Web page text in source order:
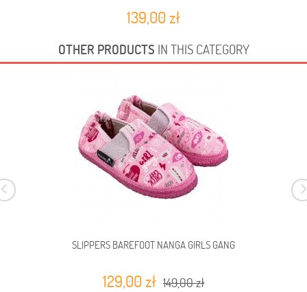
139,00 zł
OTHER PRODUCTS IN THIS CATEGORY
SLIPPERS BAREFOOT NANGA GIRLS GANG
129,00 zł 149,00 zł